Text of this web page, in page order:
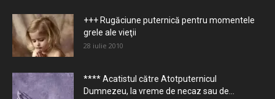
+++ Rugăciune puternică pentru momentele
grele ale vieţii
28 iulie 2010
**** Acatistul către Atotputernicul
Dumnezeu, la vreme de necaz sau de...